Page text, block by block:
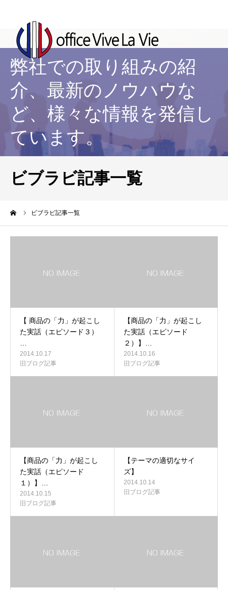
弊社での取り組みの紹
介、最新のノウハウな
ど、様々な情報を発信し
ています。
ビブラビ記事一覧
ビブラビ記事一覧
【 商品の「力」が起こし
た実話（エピソード３）
2014.10.17
旧ブログ記事
【商品の「力」が起こし
た実話（エピソード
２）】…
2014.10.16
旧ブログ記事
【商品の「力」が起こし
た実話（エピソード
１）】…
2014.10.15
旧ブログ記事
【テーマの適切なサイ
ズ】
2014.10.14
旧ブログ記事